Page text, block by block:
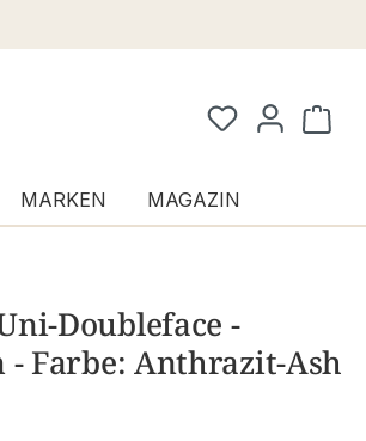
MARKEN MAGAZIN
Doubleface -
- Farbe: Anthrazit-Ash